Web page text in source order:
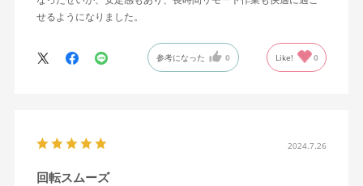
せるようになりました。
参考になった 0 Like! 0
2024.7.26
回転スムーズ